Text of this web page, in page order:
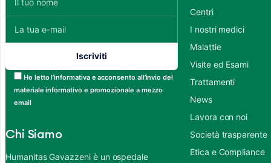
Ho letto l’informativa e acconsento all’invio del
materiale informativo e promozionale a mezzo
email
Chi Siamo
Humanitas Gavazzeni è un ospedale
Centri
I nostri medici
Malattie
Visite ed Esami
Trattamenti
News
Lavora con noi
Società trasparente
Etica e Compliance